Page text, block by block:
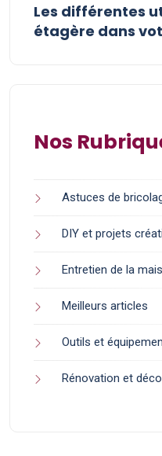
Les différentes
étagère dans
Nos
Astuces de
DIY et projets
Entretien de la
Meilleurs articles
Outils et
Rénovation et